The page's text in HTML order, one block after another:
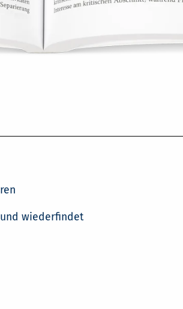
wiederfindet